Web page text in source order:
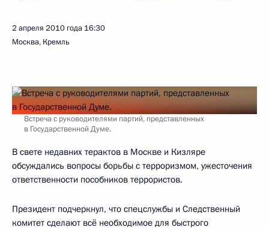
2 апреля 2010 года 16:30
Москва, Кремль
Встреча с руководителями партий, представленных
в Государственной Думе.
В свете недавних терактов в Москве и Кизляре
обсуждались вопросы борьбы с терроризмом, ужесточения
ответственности пособников террористов.
Президент подчеркнул, что спецслужбы и Следственный
комитет сделают всё необходимое для быстрого